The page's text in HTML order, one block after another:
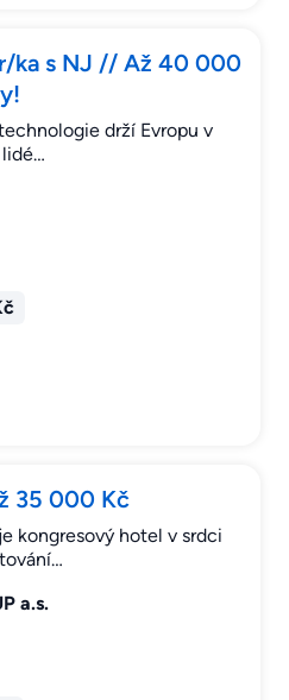
ka s NJ // Až 40 000
drží Evropu v
35 000 Kč
kongresový hotel v srdci
a.s.